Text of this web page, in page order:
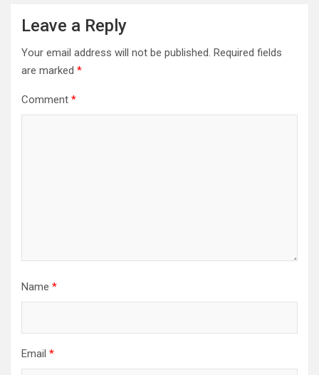
Leave a Reply
Your email address will not be published. Required fields
are marked *
Comment *
Name *
Email *